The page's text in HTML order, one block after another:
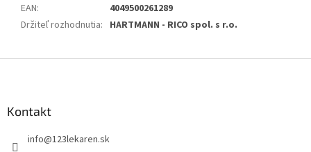
EAN:
4049500261289
Držiteľ rozhodnutia: HARTMANN - RICO spol. s r.o.
Kontakt
info@123lekaren.sk